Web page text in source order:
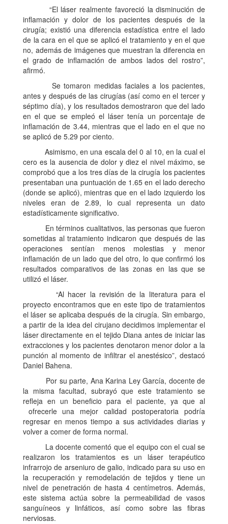
“El láser realmente favoreció la disminución de
inflamación y dolor de los pacientes después de la
cirugía; existió una diferencia estadística entre el lado
de la cara en el que se aplicó el tratamiento y en el que
no, además de imágenes que muestran la diferencia en
el grado de inflamación de ambos lados del rostro”,
afirmó.
Se tomaron medidas faciales a los pacientes,
antes y después de las cirugías (así como en el tercer y
séptimo día), y los resultados demostraron que del lado
en el que se empleó el láser tenía un porcentaje de
inflamación de 3.44, mientras que el lado en el que no
se aplicó de 5.29 por ciento.
Asimismo, en una escala del 0 al 10, en la cual el
cero es la ausencia de dolor y diez el nivel máximo, se
comprobó que a los tres días de la cirugía los pacientes
presentaban una puntuación de 1.65 en el lado derecho
(donde se aplicó), mientras que en el lado izquierdo los
niveles eran de 2.89, lo cual representa un dato
estadísticamente significativo.
En términos cualitativos, las personas que fueron
sometidas al tratamiento indicaron que después de las
operaciones sentían menos molestias y menor
inflamación de un lado que del otro, lo que confirmó los
resultados comparativos de las zonas en las que se
utilizó el láser.
“Al hacer la revisión de la literatura para el
proyecto encontramos que en este tipo de tratamientos
el láser se aplicaba después de la cirugía. Sin embargo,
a partir de la idea del cirujano decidimos implementar el
láser directamente en el tejido Diana antes de iniciar las
extracciones y los pacientes denotaron menor dolor a la
punción al momento de infiltrar el anestésico”, destacó
Daniel Bahena.
Por su parte, Ana Karina Ley García, docente de
la misma facultad, subrayó que este tratamiento se
refleja en un beneficio para el paciente, ya que al
ofrecerle una mejor calidad postoperatoria podría
regresar en menos tiempo a sus actividades diarias y
volver a comer de forma normal.
La docente comentó que el equipo con el cual se
realizaron los tratamientos es un láser terapéutico
infrarrojo de arseniuro de galio, indicado para su uso en
la recuperación y remodelación de tejidos y tiene un
nivel de penetración de hasta 4 centímetros. Además,
este sistema actúa sobre la permeabilidad de vasos
sanguíneos y linfáticos, así como sobre las fibras
nerviosas.